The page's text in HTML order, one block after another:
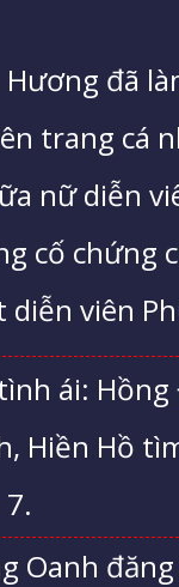
Hương đã
trang cá
nữ diễn
cố chứng
viên
Oanh